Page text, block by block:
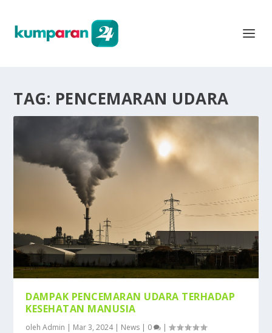
TAG: PENCEMARAN UDARA
DAMPAK PENCEMARAN UDARA TERHADAP
KESEHATAN MANUSIA
olehAdmin | Mar 3, 2024| News | 0 |